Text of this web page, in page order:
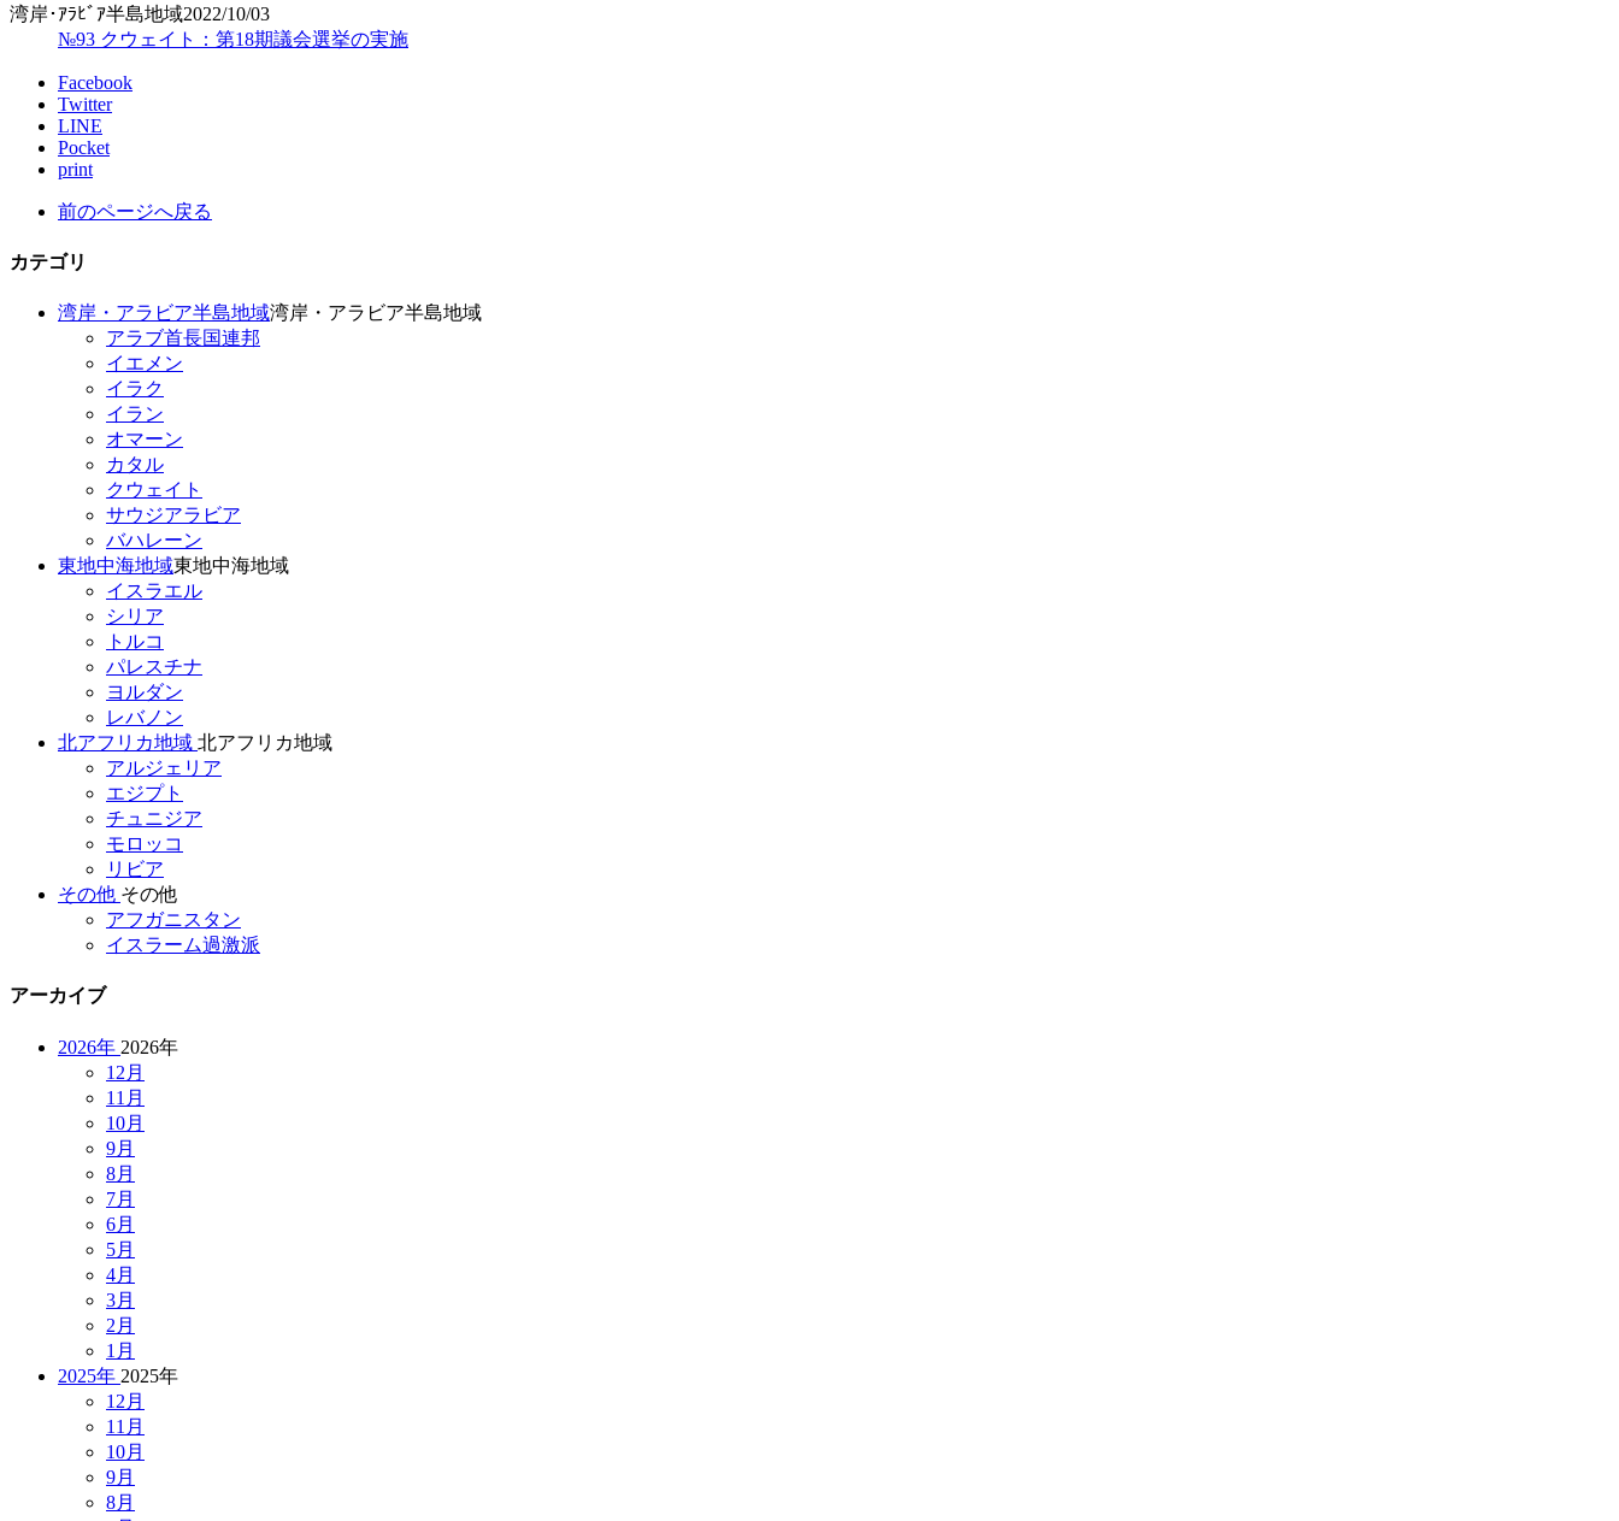
湾岸･ｱﾗﾋﾞｱ半島地域2022/10/03
№93 クウェイト：第18期議会選挙の実施
Facebook
Twitter
LINE
Pocket
print
前のページへ戻る
カテゴリ
湾岸・アラビア半島地域湾岸・アラビア半島地域
アラブ首長国連邦
イエメン
イラク
イラン
オマーン
カタル
クウェイト
サウジアラビア
バハレーン
東地中海地域東地中海地域
イスラエル
シリア
トルコ
パレスチナ
ヨルダン
レバノン
北アフリカ地域 北アフリカ地域
アルジェリア
エジプト
チュニジア
モロッコ
リビア
その他 その他
アフガニスタン
イスラーム過激派
アーカイブ
2026年 2026年
12月
11月
10月
9月
8月
7月
6月
5月
4月
3月
2月
1月
2025年 2025年
12月
11月
10月
9月
8月